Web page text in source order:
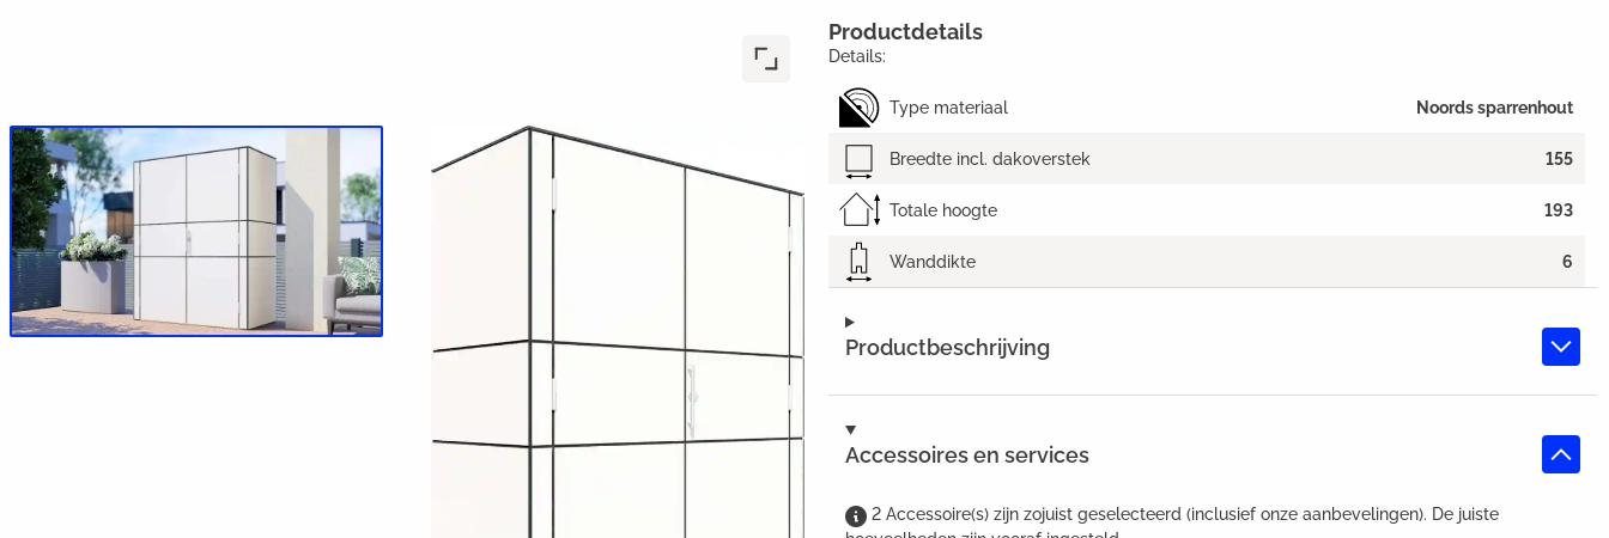
Productbeschrijving
Accessoires en services
2 Accessoire(s) zijn zojuist geselecteerd (inclusief onze aanbevelingen). De juiste
Productdetails
Details:
Type materiaal Noords sparrenhout
Breedte incl. dakoverstek 155
Totale hoogte 193
Wanddikte 6